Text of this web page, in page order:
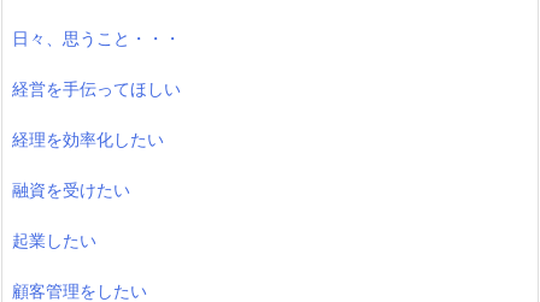
日々、思うこと・・・
経営を手伝ってほしい
経理を効率化したい
融資を受けたい
起業したい
顧客管理をしたい